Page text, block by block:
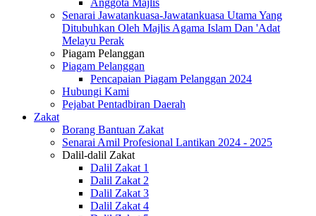
Senarai Jawatankuasa-Jawatankuasa Utama Yang
Ditubuhkan Oleh Majlis Agama Islam Dan 'Adat
Melayu Perak
Piagam Pelanggan
Piagam Pelanggan
Pencapaian Piagam Pelanggan 2024
Hubungi Kami
Pejabat Pentadbiran Daerah
Zakat
Borang Bantuan Zakat
Senarai Amil Profesional Lantikan 2024 - 2025
Dalil-dalil Zakat
Dalil Zakat 1
Dalil Zakat 2
Dalil Zakat 3
Dalil Zakat 4